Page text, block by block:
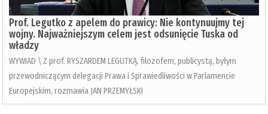
Prof. Legutko z apelem do prawicy: Nie kontynuujmy tej
wojny. Najważniejszym celem jest odsunięcie Tuska od
władzy
WYWIAD \ Z prof. RYSZARDEM LEGUTKĄ, filozofem, publicystą, byłym
przewodniczącym delegacji Prawa i Sprawiedliwości w Parlamencie
Europejskim, rozmawia JAN PRZEMYŁSKI